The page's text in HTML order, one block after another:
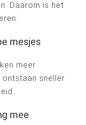
Daarom is het
mesjes
meer
sneller
mee